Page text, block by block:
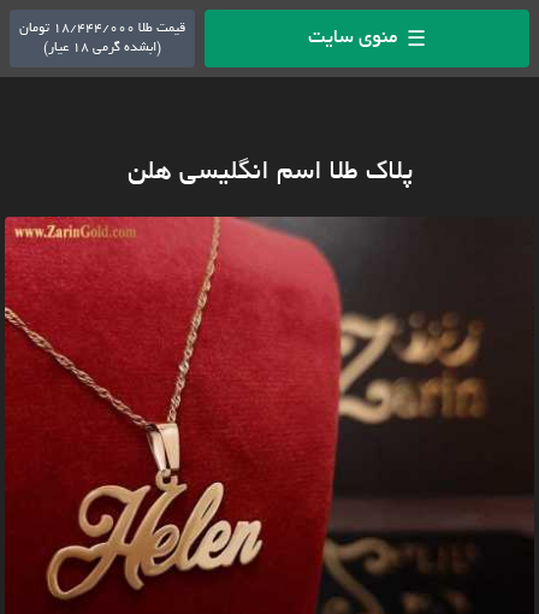
☰ منوی سایت
قیمت طلا 18/444/000 تومان
(ابشده گرمی 18 عیار)
پلاک طلا اسم انگلیسی هلن